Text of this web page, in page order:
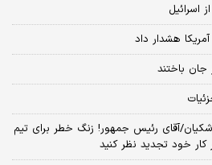
اسرائیل
هشدار داد
آقای رئیس جمهور! زنگ خطر برای تیم
کار خود تجدید نظر کنید